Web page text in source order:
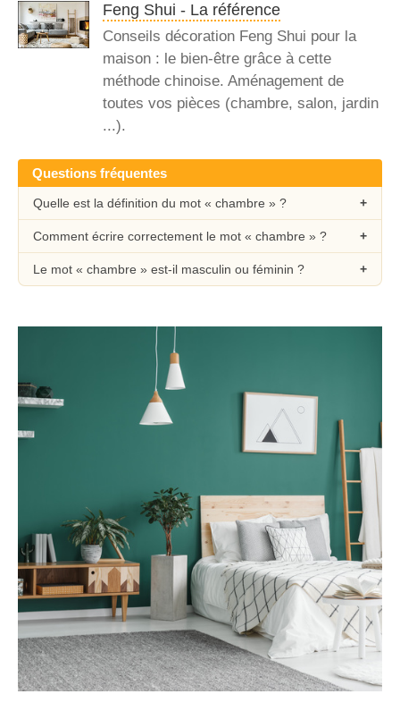
Feng Shui - La référence
Conseils décoration Feng Shui pour la
maison : le bien-être grâce à cette
méthode chinoise. Aménagement de
toutes vos pièces (chambre, salon, jardin
...).
Questions fréquentes
Quelle est la définition du mot « chambre » ?
Comment écrire correctement le mot « chambre » ?
Le mot « chambre » est-il masculin ou féminin ?